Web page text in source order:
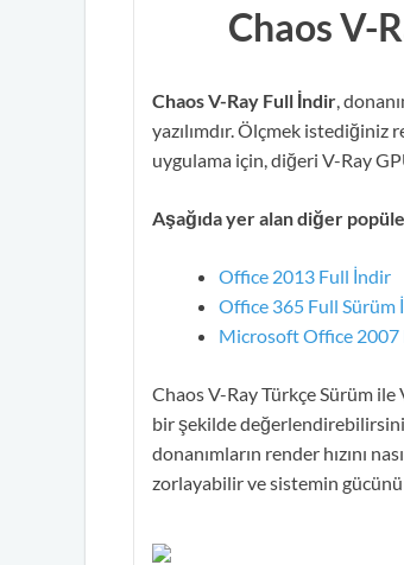
Chaos V-
Chaos V-Ray Full İndir,
yazılımdır. Ölçmek
uygulama için, diğeri V-Ray
Aşağıda yer alan diğer
Office 2013 Full İndir
Office 365 Full Sürüm
Microsoft Office 2007
Chaos V-Ray Türkçe Sürüm
bir şekilde
donanımların render hızını
zorlayabilir ve sistemin